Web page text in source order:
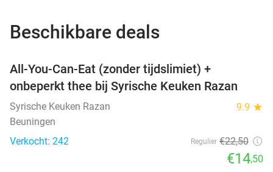
Beschikbare deals
All-You-Can-Eat (zonder tijdslimiet) +
onbeperkt thee bij Syrische Keuken Razan
Syrische Keuken Razan 9.9 star
Beuningen
Verkocht: 242
Regulier €22,50
€14,50